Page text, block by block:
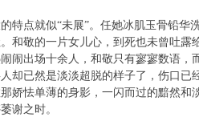
特点就似“未展”。任她冰肌玉骨铅华
和敬的一片女儿心，到死也未曾吐露
闹出场十余人，和敬只有寥寥数语，
却已然是淡淡超脱的样子了，伤口已
娇怯单薄的身影，一闪而过的黯然和
谢之时。